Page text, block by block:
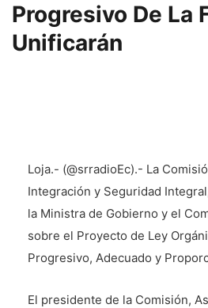
Progresivo De La
Unificarán
Loja.- (@srradioEc).- La
Integración y Seguridad
la Ministra de Gobierno y el
sobre el Proyecto de Ley
Progresivo, Adecuado y
El presidente de la Comisión,